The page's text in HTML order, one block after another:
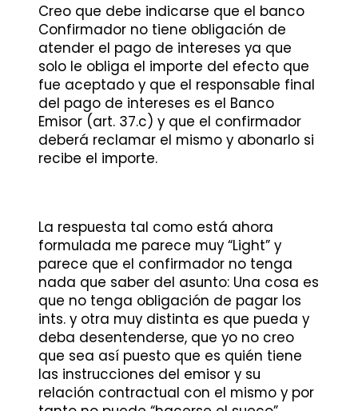
Creo que debe indicarse que el banco
Confirmador no tiene obligación de
atender el pago de intereses ya que
solo le obliga el importe del efecto que
fue aceptado y que el responsable final
del pago de intereses es el Banco
Emisor (art. 37.c) y que el confirmador
deberá reclamar el mismo y abonarlo si
recibe el importe.
La respuesta tal como está ahora
formulada me parece muy “Light” y
parece que el confirmador no tenga
nada que saber del asunto: Una cosa es
que no tenga obligación de pagar los
ints. y otra muy distinta es que pueda y
deba desentenderse, que yo no creo
que sea así puesto que es quién tiene
las instrucciones del emisor y su
relación contractual con el mismo y por